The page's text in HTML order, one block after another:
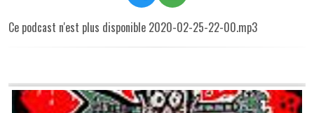
Ce podcast n'est plus disponible 2020-02-25-22-00.mp3